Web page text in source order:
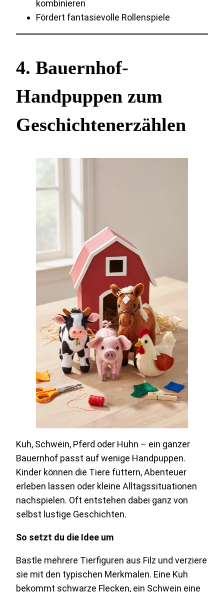
kombinieren
Fördert fantasievolle Rollenspiele
4. Bauernhof-
Handpuppen zum
Geschichtenerzählen
Kuh, Schwein, Pferd oder Huhn – ein ganzer
Bauernhof passt auf wenige Handpuppen.
Kinder können die Tiere füttern, Abenteuer
erleben lassen oder kleine Alltagssituationen
nachspielen. Oft entstehen dabei ganz von
selbst lustige Geschichten.
So setzt du die Idee um
Bastle mehrere Tierfiguren aus Filz und verziere
sie mit den typischen Merkmalen. Eine Kuh
bekommt schwarze Flecken, ein Schwein eine